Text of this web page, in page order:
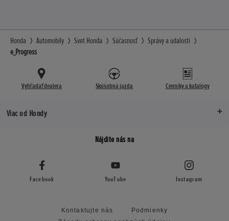
Honda Automobily Svet Honda Súčasnosť
Správy a udalosti
e_Progress
Vyhľadať dealera Skúšobná jazda Cenníky a katalógy
Viac od Hondy
Nájdite nás na
Facebook YouTube Instagram
Kontaktujte nás
Podmienky